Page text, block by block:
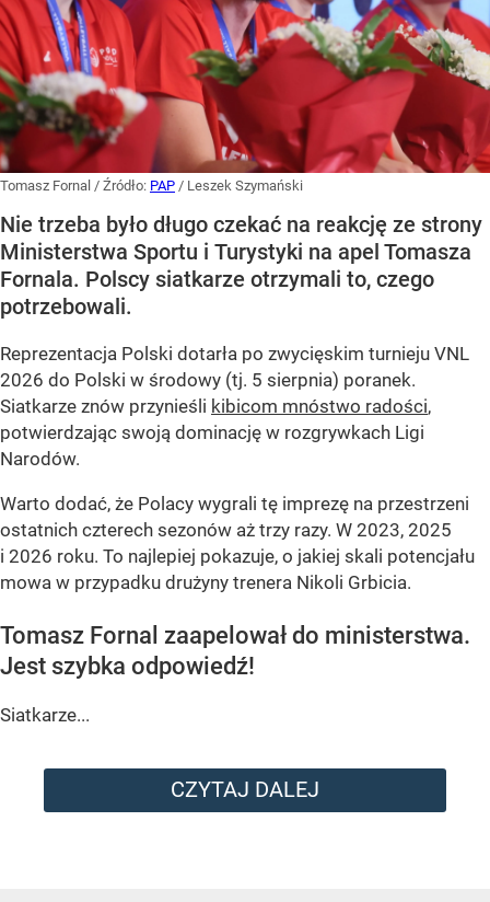
Tomasz Fornal / Źródło: PAP / Leszek Szymański
Nie trzeba było długo czekać na reakcję ze strony
Ministerstwa Sportu i Turystyki na apel Tomasza
Fornala. Polscy siatkarze otrzymali to, czego
potrzebowali.
Reprezentacja Polski dotarła po zwycięskim turnieju VNL
2026 do Polski w środowy (tj. 5 sierpnia) poranek.
Siatkarze znów przynieśli kibicom mnóstwo radości,
potwierdzając swoją dominację w rozgrywkach Ligi
Narodów.
Warto dodać, że Polacy wygrali tę imprezę na przestrzeni
ostatnich czterech sezonów aż trzy razy. W 2023, 2025
i 2026 roku. To najlepiej pokazuje, o jakiej skali potencjału
mowa w przypadku drużyny trenera Nikoli Grbicia.
Tomasz Fornal zaapelował do ministerstwa.
Jest szybka odpowiedź!
Siatkarze...
CZYTAJ DALEJ